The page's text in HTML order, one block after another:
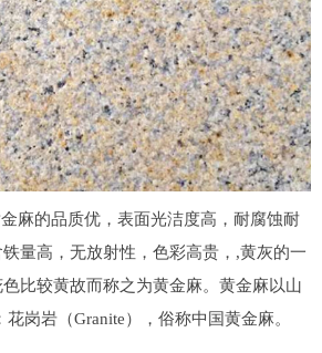
的品质优，表面光洁度高，耐腐蚀耐
量高，无放射性，色彩高贵，,黄灰的一
比较黄故而称之为黄金麻。黄金麻以山
岗岩（Granite），俗称中国黄金麻。